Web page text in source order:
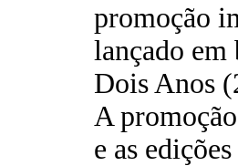
promoção
lançado em
Dois Anos
A
e as